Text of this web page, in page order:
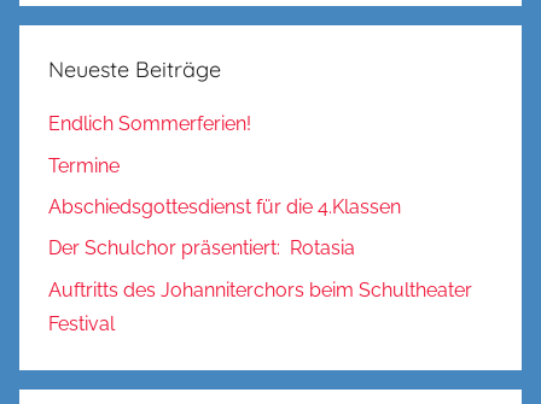
Neueste Beiträge
Endlich Sommerferien!
Termine
Abschiedsgottesdienst für die 4.Klassen
Der Schulchor präsentiert: Rotasia
Auftritts des Johanniterchors beim Schultheater
Festival